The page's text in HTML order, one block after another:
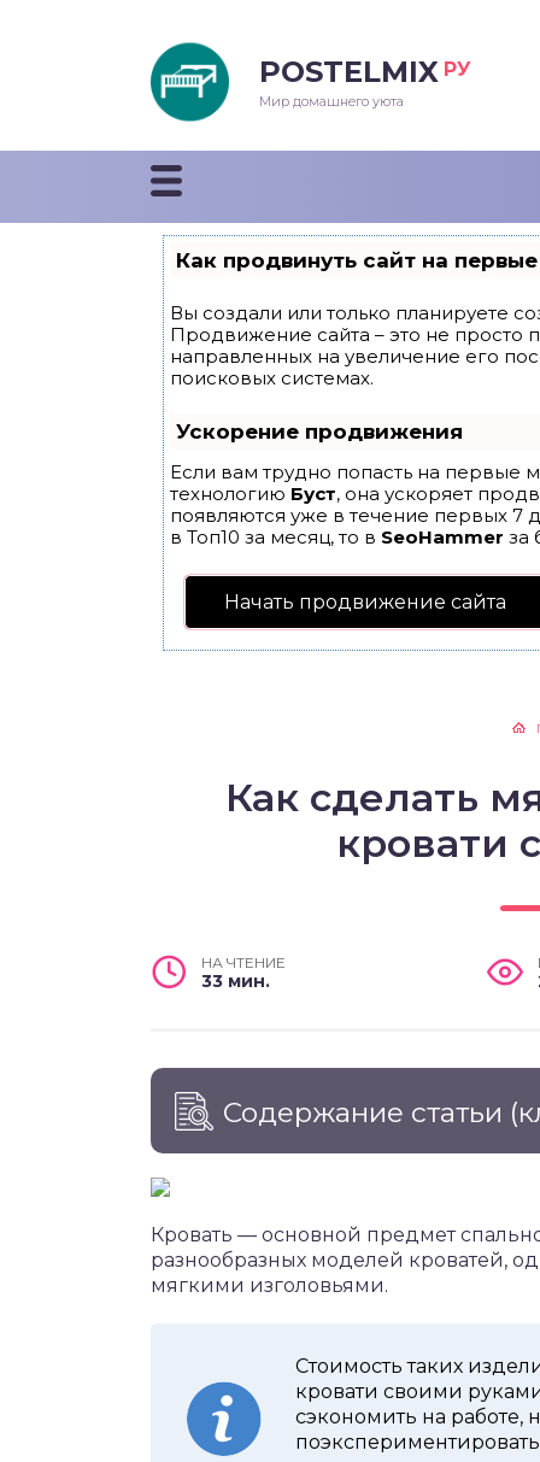
POSTELMIX РУ
Мир домашнего уюта
Как продвинуть сайт на
Вы создали или только планируете
Продвижение сайта – это не просто
направленных на увеличение его
поисковых системах.
Ускорение продвижения
Если вам трудно попасть на первые
технологию Буст, она ускоряет
появляются уже в течение первых 7
в Топ10 за месяц, то в SeoHammer за
Начать продвижение сайта
Как сделать
кровати
НА ЧТЕНИЕ
33 мин.
Содержание статьи
Кровать — основной предмет
разнообразных моделей кроватей,
мягкими изголовьями.
Стоимость таких
кровати своими руками
сэкономить на работе,